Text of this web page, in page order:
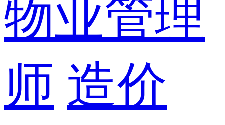
物业管理
师 造价